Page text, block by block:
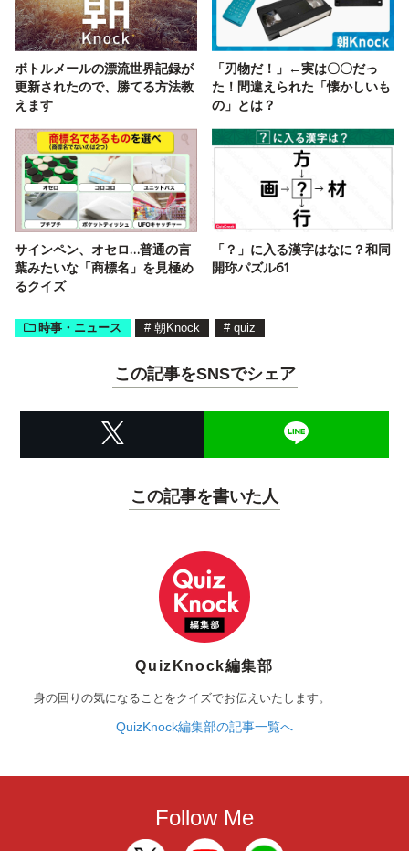
ボトルメールの漂流世界記録が
更新されたので、勝てる方法教
えます
「刃物だ！」←実は〇〇だっ
た！間違えられた「懐かしいも
の」とは？
サインペン、オセロ…普通の言
葉みたいな「商標名」を見極め
るクイズ
「？」に入る漢字はなに？和同
開珎パズル61
時事・ニュース # 朝Knock # quiz
この記事をSNSでシェア
この記事を書いた人
QuizKnock編集部
身の回りの気になることをクイズでお伝えいたします。
QuizKnock編集部の記事一覧へ
Follow Me